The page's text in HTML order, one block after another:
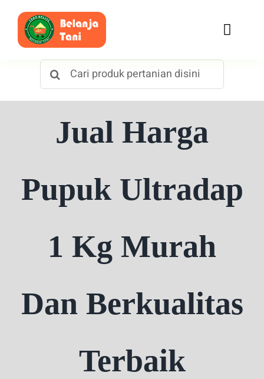
Skip
content
Toggle
Beranda
Belanja
Blog
Search
for:
Jual Harga
Pupuk Ultradap
1 Kg Murah
Dan Berkualitas
Terbaik